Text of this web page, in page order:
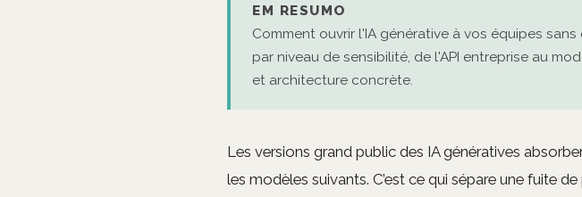
EM RESUMO
Comment ouvrir l'IA générative à vos équipes
par niveau de sensibilité, de l'API entreprise au
et architecture concrète.
Les versions grand public des IA génératives
les modèles suivants. C’est ce qui sépare une fuite